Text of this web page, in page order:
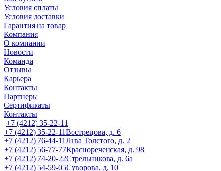
Условия оплаты
Условия доставки
Гарантия на товар
Компания
О компании
Новости
Команда
Отзывы
Карьера
Контакты
Партнеры
Сертификаты
Контакты
+7 (4212) 35-22-11
+7 (4212) 35-22-11Вострецова, д. 6
+7 (4212) 76-44-11Льва Толстого, д. 2
+7 (4212) 56-77-77Краснореченская, д. 98
+7 (4212) 74-20-22Стрельникова, д. 6а
+7 (4212) 54-59-05Суворова, д. 10